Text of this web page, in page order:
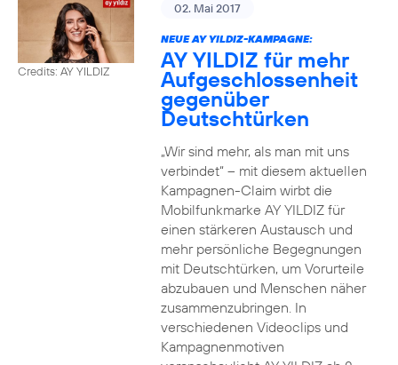
Credits: AY YILDIZ
02. Mai 2017
NEUE AY YILDIZ-KAMPAGNE:
AY YILDIZ für mehr
Aufgeschlossenheit
gegenüber
Deutschtürken
„Wir sind mehr, als man mit uns
verbindet“ – mit diesem aktuellen
Kampagnen-Claim wirbt die
Mobilfunkmarke AY YILDIZ für
einen stärkeren Austausch und
mehr persönliche Begegnungen
mit Deutschtürken, um Vorurteile
abzubauen und Menschen näher
zusammenzubringen. In
verschiedenen Videoclips und
Kampagnenmotiven